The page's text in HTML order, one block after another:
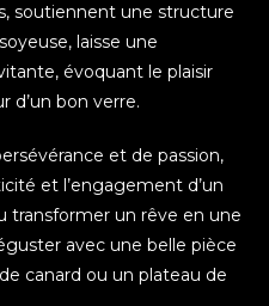
soutiennent une structure
laisse une
évoquant le plaisir
d’un bon verre.
et de passion,
et l’engagement d’un
transformer un rêve en une
avec une belle pièce
canard ou un plateau de